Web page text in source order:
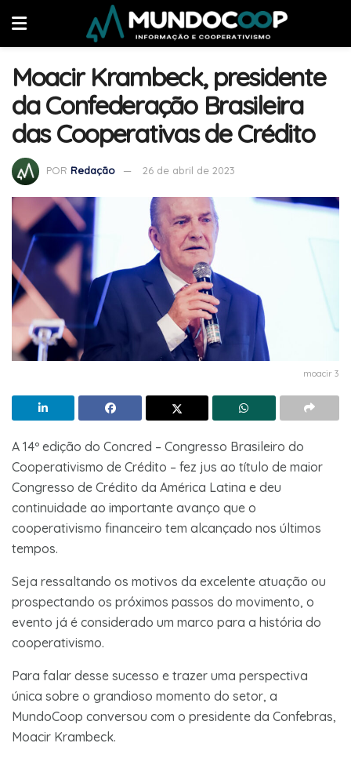
Moacir Krambeck, presidente
da Confederação Brasileira
das Cooperativas de Crédito
POR Redação 26 de abril de 2023
moacir 3
A 14º edição do Concred – Congresso Brasileiro do
Cooperativismo de Crédito – fez jus ao título de maior
Congresso de Crédito da América Latina e deu
continuidade ao importante avanço que o
cooperativismo financeiro tem alcançado nos últimos
tempos.
Seja ressaltando os motivos da excelente atuação ou
prospectando os próximos passos do movimento, o
evento já é considerado um marco para a história do
cooperativismo.
Para falar desse sucesso e trazer uma perspectiva
única sobre o grandioso momento do setor, a
MundoCoop conversou com o presidente da Confebras,
Moacir Krambeck.